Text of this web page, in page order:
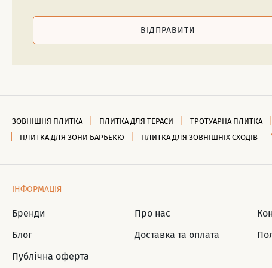
ВІДПРАВИТИ
ЗОВНІШНЯ ПЛИТКА ПЛИТКА ДЛЯ ТЕРАСИ ТРОТУАРНА ПЛИТКА
ПЛИТКА ДЛЯ ЗОНИ БАРБЕКЮ
ПЛИТКА ДЛЯ ЗОВНІШНІХ СХОДІВ
ІНФОРМАЦІЯ
Бренди Про нас
Блог
Доставка та оплата
Публічна оферта